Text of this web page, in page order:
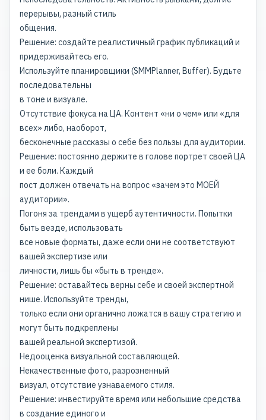
перерывы, разный стиль
общения.
Решение: создайте реалистичный график публикаций и
придерживайтесь его.
Используйте планировщики (SMMPlanner, Buffer). Будьте
последовательны
в тоне и визуале.
Отсутствие фокуса на ЦА. Контент «ни о чем» или «для
всех» либо, наоборот,
бесконечные рассказы о себе без пользы для аудитории.
Решение: постоянно держите в голове портрет своей ЦА
и ее боли. Каждый
пост должен отвечать на вопрос «зачем это МОЕЙ
аудитории».
Погоня за трендами в ущерб аутентичности. Попытки
быть везде, использовать
все новые форматы, даже если они не соответствуют
вашей экспертизе или
личности, лишь бы «быть в тренде».
Решение: оставайтесь верны себе и своей экспертной
нише. Используйте тренды,
только если они органично ложатся в вашу стратегию и
могут быть подкреплены
вашей реальной экспертизой.
Недооценка визуальной составляющей.
Некачественные фото, разрозненный
визуал, отсутствие узнаваемого стиля.
Решение: инвестируйте время или небольшие средства
в создание единого и